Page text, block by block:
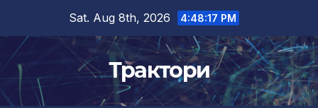
content
Sat. Aug 8th, 2026 4:48:17 PM
Трактори